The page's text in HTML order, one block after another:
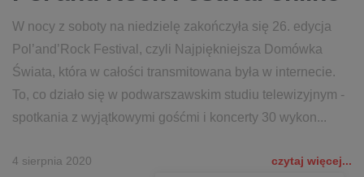
W nocy z soboty na niedzielę zakończyła się 26. edycja
Pol’and’Rock Festival, czyli Najpiękniejsza Domówka
Świata, która w całości transmitowana była w internecie.
To, co działo się w podwarszawskim studiu telewizyjnym -
spotkania z wyjątkowymi gośćmi i koncerty 30 wykon...
4 sierpnia 2020 czytaj więcej...